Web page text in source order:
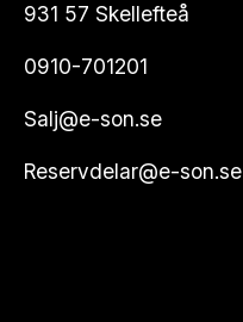
931 57 Skellefteå
0910-701201
Salj@e-son.se
Reservdelar@e-son.se